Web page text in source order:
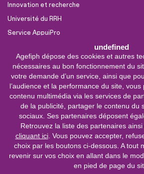
undefined
Agefiph dépose des cookies et autres
nécessaires au bon fonctionnement du
votre demande d’un service, ainsi que
l’audience et la performance du site,
contenu multimédia via les services de
de la publicité, partager le contenu du
sociaux. Ses partenaires déposent
Retrouvez la liste des partenaires
cliquant ici. Vous pouvez accepter,
choix par les boutons ci-dessous. A tout
revenir sur vos choix en allant dans le
en pied de page du
Innovation et recherche
Université du RRH
Service AppuiPro
Nous suivre
Youtube
Linkedin
Facebook
0 800 11 10 09
Service &
appel gratuits